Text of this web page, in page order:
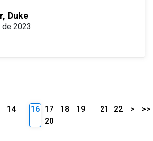
Duke
de 2023
14
16 17 18
19
20
21 22 > >>